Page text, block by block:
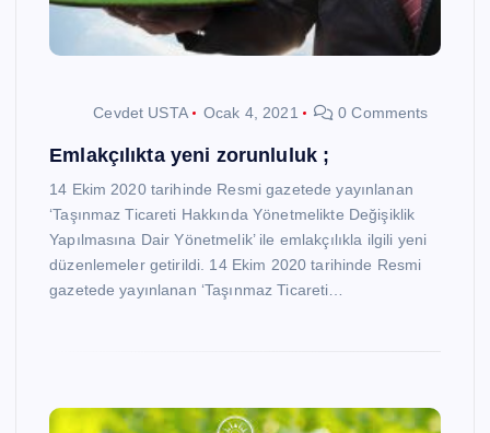
Cevdet USTA Ocak 4, 2021 0 Comments
Emlakçılıkta yeni zorunluluk ;
14 Ekim 2020 tarihinde Resmi gazetede yayınlanan
‘Taşınmaz Ticareti Hakkında Yönetmelikte Değişiklik
Yapılmasına Dair Yönetmelik’ ile emlakçılıkla ilgili yeni
düzenlemeler getirildi. 14 Ekim 2020 tarihinde Resmi
gazetede yayınlanan ‘Taşınmaz Ticareti…